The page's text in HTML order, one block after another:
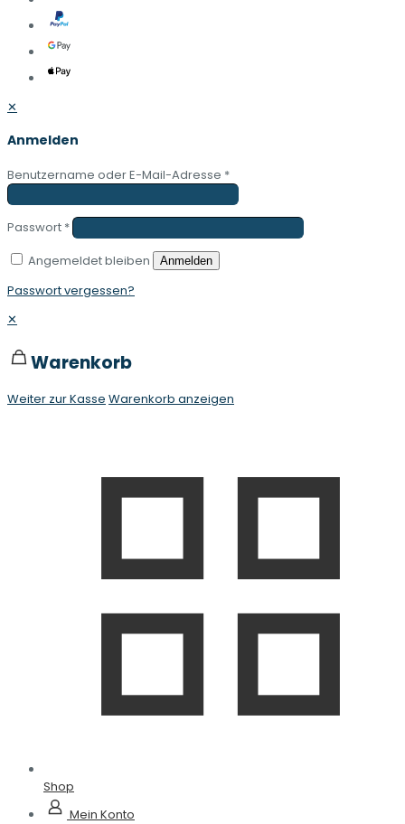
✕
Anmelden
Benutzername oder E-Mail-Adresse *
Passwort *
Angemeldet bleiben
Anmelden
Passwort vergessen?
✕
Warenkorb
Weiter zur Kasse Warenkorb anzeigen
Shop
Mein Konto